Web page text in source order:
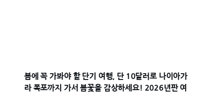
봄에 꼭 가봐야 할 단기 여행, 단 10달러로 나이아가
라 폭포까지 가서 봄꽃을 감상하세요! 2026년판 여